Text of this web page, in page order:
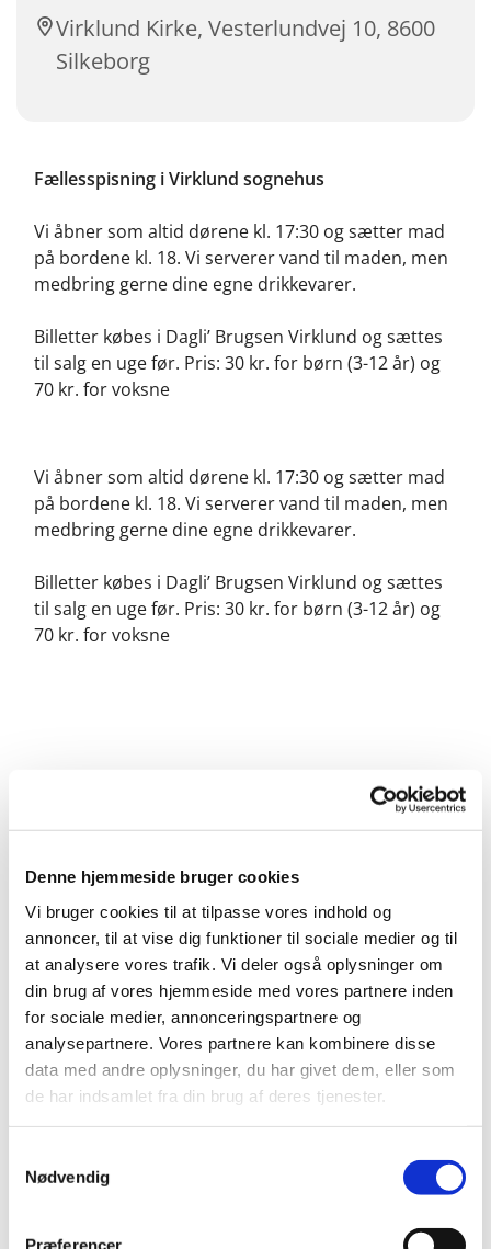
Denne hjemmeside bruger cookies
Vi bruger cookies til at tilpasse vores indhold og
annoncer, til at vise dig funktioner til sociale medier og til
at analysere vores trafik. Vi deler også oplysninger om
din brug af vores hjemmeside med vores partnere inden
for sociale medier, annonceringspartnere og
analysepartnere. Vores partnere kan kombinere disse
data med andre oplysninger, du har givet dem, eller som
de har indsamlet fra din brug af deres tjenester.
Nødvendig
Præferencer
Virklund Kirke, Vesterlundvej 10, 8600
Silkeborg
Fællesspisning i Virklund sognehus
Vi åbner som altid dørene kl. 17:30 og sætter mad
på bordene kl. 18. Vi serverer vand til maden, men
medbring gerne dine egne drikkevarer.
Billetter købes i Dagli’ Brugsen Virklund og sættes
til salg en uge før. Pris: 30 kr. for børn (3-12 år) og
70 kr. for voksne
Vi åbner som altid dørene kl. 17:30 og sætter mad
på bordene kl. 18. Vi serverer vand til maden, men
medbring gerne dine egne drikkevarer.
Billetter købes i Dagli’ Brugsen Virklund og sættes
til salg en uge før. Pris: 30 kr. for børn (3-12 år) og
70 kr. for voksne